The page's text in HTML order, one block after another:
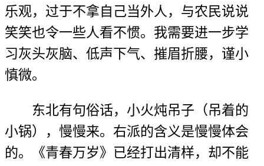
乐观，过于不拿自己当外人，与农民说说
笑笑也令一些人看不惯。我需要进一步学
习灰头灰脑、低声下气、摧眉折腰，谨小
慎微。
东北有句俗话，小火炖吊子（吊着的
小锅），慢慢来。右派的含义是慢慢体会
的。《青春万岁》已经打出清样，却不能